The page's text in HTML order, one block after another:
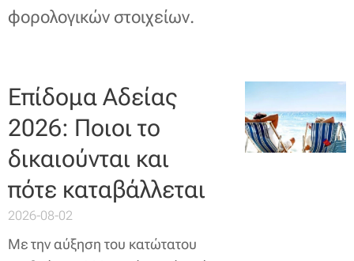
φορολογικών στοιχείων.
Επίδομα Αδείας
2026: Ποιοι το
δικαιούνται και
πότε καταβάλλεται
2026-08-02
Με την αύξηση του κατώτατου